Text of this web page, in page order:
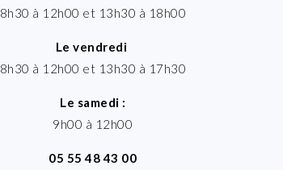
8h30 à 12h00 et 13h30 à 18h00
Le vendredi
8h30 à 12h00 et 13h30 à 17h30
Le samedi :
9h00 à 12h00
05 55 48 43 00